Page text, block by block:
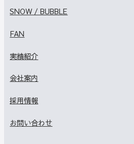
SNOW / BUBBLE
FAN
実績紹介
会社案内
採用情報
お問い合わせ